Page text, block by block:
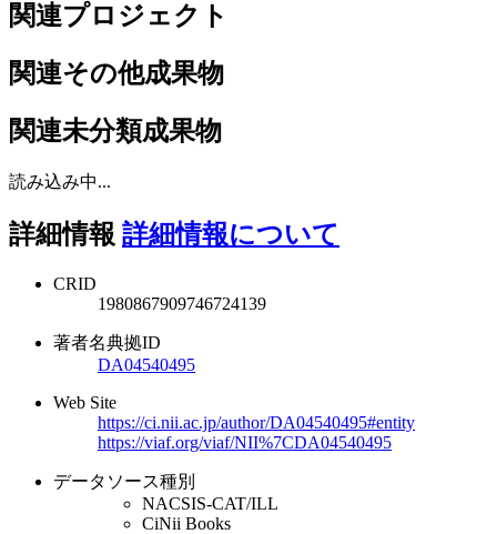
関連プロジェクト
関連その他成果物
関連未分類成果物
読み込み中...
詳細情報 詳細情報について
CRID
1980867909746724139
著者名典拠ID
DA04540495
Web Site
https://ci.nii.ac.jp/author/DA04540495#entity
https://viaf.org/viaf/NII%7CDA04540495
データソース種別
NACSIS-CAT/ILL
CiNii Books